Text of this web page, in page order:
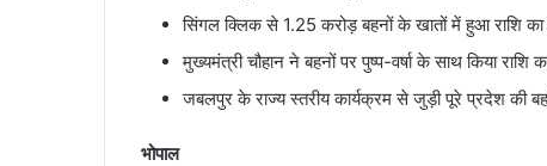
सिंगल क्लिक से 1.25 करोड़ बहनों के खातों में हुआ राशि
मुख्यमंत्री चौहान ने बहनों पर पुष्प-वर्षा के साथ किया राशि
जबलपुर के राज्य स्तरीय कार्यक्रम से जुड़ी पूरे प्रदेश की
भोपाल